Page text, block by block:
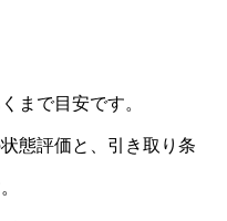
まで目安です。
態評価と、引き取り条